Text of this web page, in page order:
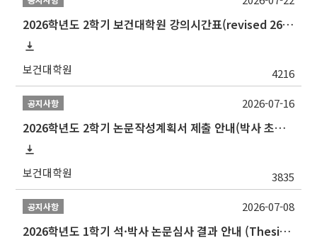
2026학년도 2학기 보건대학원 강의시간표(revised 260803)(2026 2nd SEMESTER SNU GSPH TIMETABLE)
보건대학원 4216
공지사항
2026학년도 2학기 논문작성계획서 제출 안내(박사 초심 일정 포함)_Thesis Proposal
보건대학원 3835
2026-07-16
공지사항
2026학년도 1학기 석·박사 논문심사 결과 안내 (Thesis Defense Result)
2026-07-08